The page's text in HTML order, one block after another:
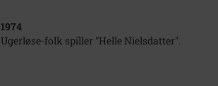
1974
Ugerløse-folk spiller "Helle Nielsdatter".